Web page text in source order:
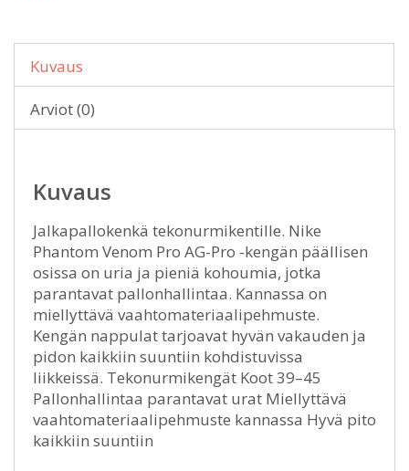
Kuvaus
Arviot (0)
Kuvaus
Jalkapallokenkä tekonurmikentille. Nike
Phantom Venom Pro AG-Pro -kengän päällisen
osissa on uria ja pieniä kohoumia, jotka
parantavat pallonhallintaa. Kannassa on
miellyttävä vaahtomateriaalipehmuste.
Kengän nappulat tarjoavat hyvän vakauden ja
pidon kaikkiin suuntiin kohdistuvissa
liikkeissä. Tekonurmikengät Koot 39–45
Pallonhallintaa parantavat urat Miellyttävä
vaahtomateriaalipehmuste kannassa Hyvä pito
kaikkiin suuntiin